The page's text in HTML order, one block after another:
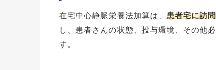
在宅中心静脈栄養法加算は、患者宅に訪
し、患者さんの状態、投与環境、その他
す。